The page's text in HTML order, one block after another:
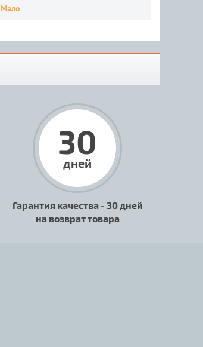
Мало
30
дней
Гарантия качества - 30 дней
на возврат товара